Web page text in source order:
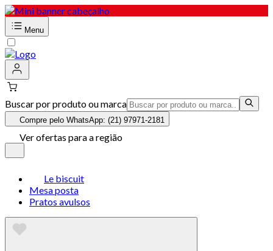
Menu
Buscar por produto ou marca
Compre pelo WhatsApp: (21) 97971-2181
Ver ofertas para a região
Le biscuit
Mesa posta
Pratos avulsos